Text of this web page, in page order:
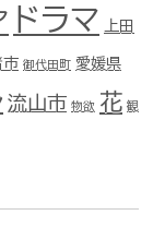
ドラマ 上田
市 御代田町 愛媛県
流山市 物欲 花 観